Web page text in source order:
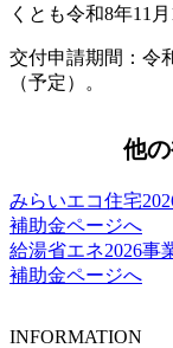
くとも令和8年11
交付申請期間：令
（予定）。
他
みらいエコ住宅
補助金ページへ
給湯省エネ2026事
補助金ページへ
INFORMATION